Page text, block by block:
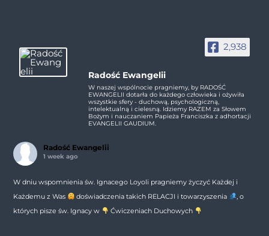
2,938
Radość Ewangelii
W naszej wspólnocie pragniemy, by RADOŚĆ
EWANGELII dotarła do każdego człowieka i ożywiła
wszystkie sfery - duchową, psychologiczną,
intelektualną i cielesną. Idziemy RAZEM za Słowem
Bożym i nauczaniem Papieża Franciszka z adhortacji
EVANGELII GAUDIUM.
Radość Ewangelii
1 week ago
W dniu wspomnienia św. Ignacego Loyoli pragniemy życzyć Każdej i
Każdemu z Was
doświadczenia takich RELACJI i towarzyszenia
, o
których pisze św. Ignacy w
Ćwiczeniach Duchowych